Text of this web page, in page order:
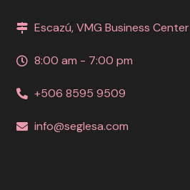
Escazú, VMG Business Center
8:00 am - 7:00 pm
+506 8595 9509
info@seglesa.com